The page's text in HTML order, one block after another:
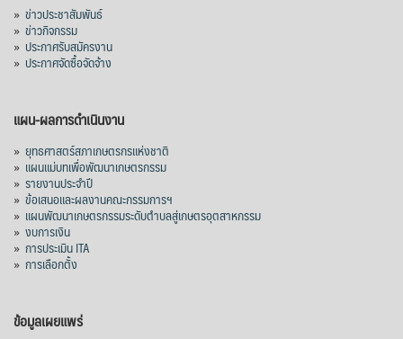
» ข่าวประชาสัมพันธ์
» ข่าวกิจกรรม
» ประกาศรับสมัครงาน
» ประกาศจัดซื้อจัดจ้าง
แผน-ผลการดำเนินงาน
» ยุทธศาสตร์สภาเกษตรกรแห่งชาติ
» แผนแม่บทเพื่อพัฒนาเกษตรกรรม
» รายงานประจำปี
» ข้อเสนอและผลงานคณะกรรมการฯ
» แผนพัฒนาเกษตรกรรมระดับตำบลสู่เกษตรอุตสาหกรรม
» งบการเงิน
» การประเมิน ITA
» การเลือกตั้ง
ข้อมูลเผยแพร่